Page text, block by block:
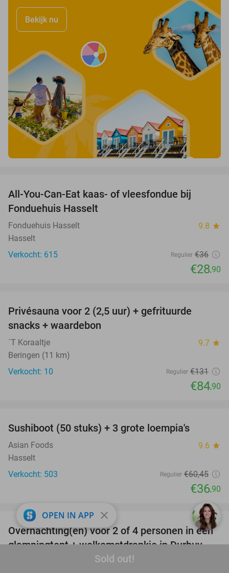
Sold out!
Bekijk nu
All-You-Can-Eat kaas- of vleesfondue bij
Fonduehuis Hasselt
Fonduehuis Hasselt 9.8 star
Hasselt
Verkocht: 615
Regulier €36
€28,90
Privésauna voor 2 (2,5 uur) + gefrituurde
snacks + waardebon
´T Koraaltje 9.7 star
Beringen (11 km)
Verkocht: 10
Regulier €131
€84,90
Sushiboot (50 stuks) + 3 grote loempia's
Asian Foods 9.6 star
Hasselt
Verkocht: 503
Regulier €60,45
€36,90
36%
favorite_border
Overnachting(en) voor 2 of 4 personen in een
glampingtent + welkomstdrankje in Durbuy
OPEN IN APP close